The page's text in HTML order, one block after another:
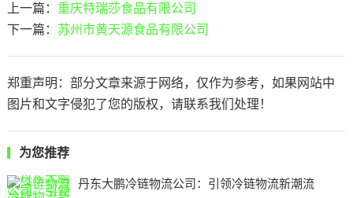
上一篇： 重庆特瑞莎食品有限公司
下一篇： 苏州市黄天源食品有限公司
郑重声明：部分文章来源于网络，仅作为参考，如果网站中
图片和文字侵犯了您的版权，请联系我们处理！
为您推荐
丹东大鹏冷链物流公司：引领冷链物流新潮流